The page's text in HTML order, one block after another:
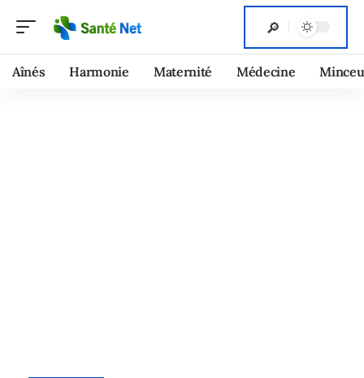
Aînés Harmonie Maternité Médecine